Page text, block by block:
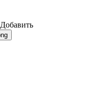
Добавить